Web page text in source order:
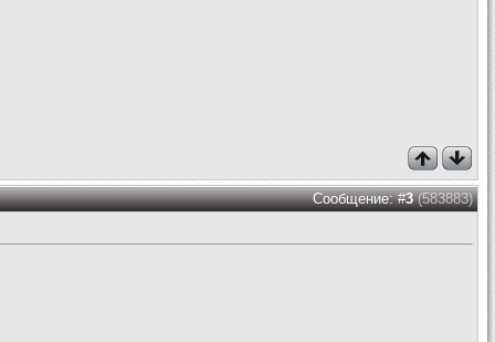
Сообщение: #3(583883)